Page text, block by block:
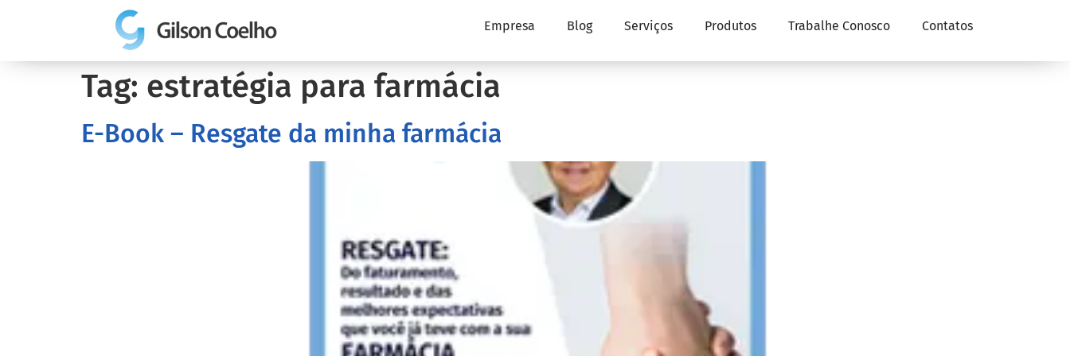
Empresa Blog Serviços Produtos Trabalhe Conosco Contatos
Tag: estratégia para farmácia
E-Book – Resgate da minha farmácia